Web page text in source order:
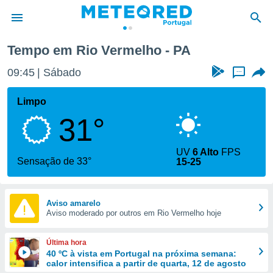
da
foi
fornecidas
a este
das
e
forma
digital
Tempo em Rio Vermelho - PA
09:45 Sábado ...
Limpo
31°
Sensação de 33°
UV6 Alto FPS
15-25
Aviso amarelo
Aviso moderado por outros em Rio Vermelho hoje
Última hora
40 ºC à vista em Portugal na próxima semana:
calor intensifica a partir de quarta, 12 de agosto